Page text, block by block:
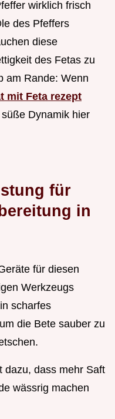
wirklich frisch
des Pfeffers
diese
des Fetas zu
am Rande: Wenn
mit Feta rezept
Dynamik hier
für
in
für diesen
Werkzeugs
scharfes
die Bete sauber zu
dazu, dass mehr Saft
wässrig machen